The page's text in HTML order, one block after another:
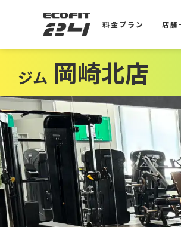
料金プラン
店舗
ジム 岡崎北店